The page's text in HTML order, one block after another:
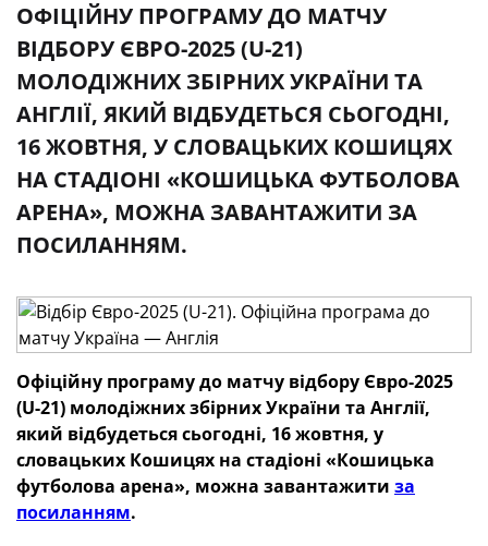
ОФІЦІЙНУ ПРОГРАМУ ДО МАТЧУ
ВІДБОРУ ЄВРО-2025 (U-21)
МОЛОДІЖНИХ ЗБІРНИХ УКРАЇНИ ТА
АНГЛІЇ, ЯКИЙ ВІДБУДЕТЬСЯ СЬОГОДНІ,
16 ЖОВТНЯ, У СЛОВАЦЬКИХ КОШИЦЯХ
НА СТАДІОНІ «КОШИЦЬКА ФУТБОЛОВА
АРЕНА», МОЖНА ЗАВАНТАЖИТИ ЗА
ПОСИЛАННЯМ.
Офіційну програму до матчу відбору Євро-2025
(U-21) молодіжних збірних України та Англії,
який відбудеться сьогодні, 16 жовтня, у
словацьких Кошицях на стадіоні «Кошицька
футболова арена», можна завантажити за
посиланням.